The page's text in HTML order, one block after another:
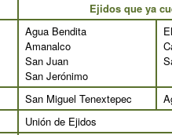
Ejidos que ya
Agua Bendita
Amanalco
San Juan
San Jerónimo
San Miguel Tenextepec
Unión de Ejidos